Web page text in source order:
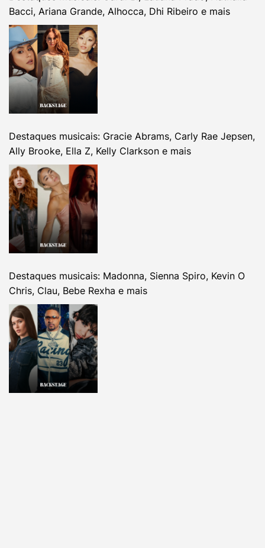
Bacci, Ariana Grande, Alhocca, Dhi Ribeiro e mais
Destaques musicais: Gracie Abrams, Carly Rae Jepsen,
Ally Brooke, Ella Z, Kelly Clarkson e mais
Destaques musicais: Madonna, Sienna Spiro, Kevin O
Chris, Clau, Bebe Rexha e mais